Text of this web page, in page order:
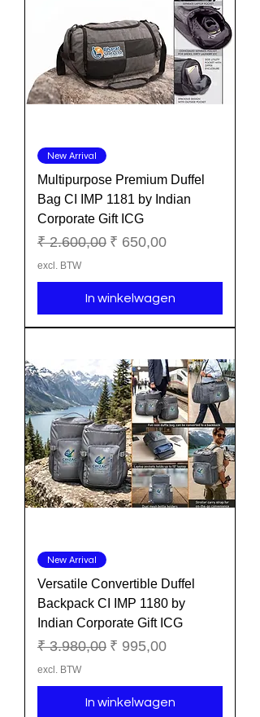
New Arrival
Multipurpose Premium Duffel
Bag CI IMP 1181 by Indian
Corporate Gift ICG
Normale prijs
₹ 2.600,00 Verkoopprijs
₹ 650,00
excl. BTW
In winkelwagen
New Arrival
Versatile Convertible Duffel
Backpack CI IMP 1180 by
Indian Corporate Gift ICG
Normale prijs
₹ 3.980,00 Verkoopprijs
₹ 995,00
excl. BTW
In winkelwagen